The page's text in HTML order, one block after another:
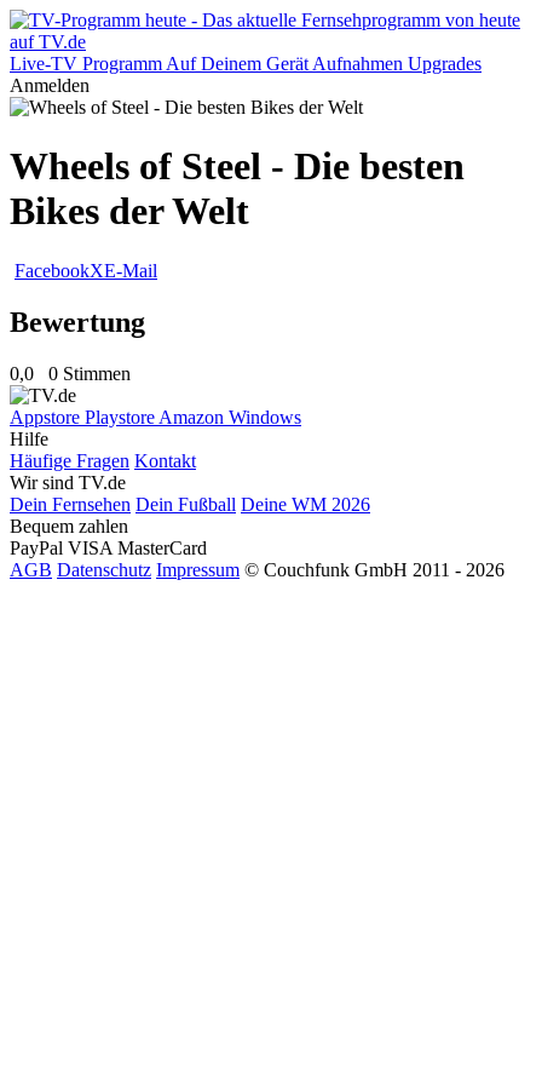
Live-TV Programm Auf Deinem Gerät Aufnahmen Upgrades
Anmelden
Wheels of Steel - Die besten
Bikes der Welt
FacebookXE-Mail
Bewertung
0,0 0 Stimmen
Appstore Playstore Amazon Windows
Hilfe
Häufige Fragen Kontakt
Wir sind TV.de
Dein Fernsehen Dein Fußball Deine WM 2026
Bequem zahlen
PayPal VISA MasterCard
AGB Datenschutz Impressum © Couchfunk GmbH 2011 - 2026